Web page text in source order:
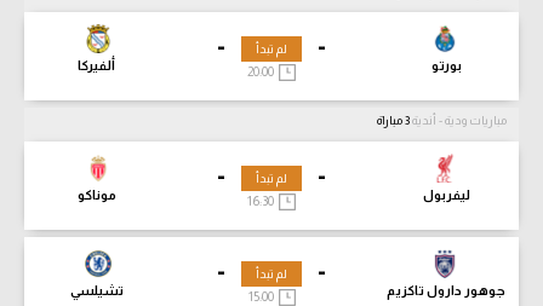
-
بورتو
-
ألفيركا
لم تبدأ
مباريات ودية - أندية
-
ليفربول
-
موناكو
لم تبدأ
-
جوهور دارول تاكزيم
-
تشيلسي
لم تبدأ
15:00